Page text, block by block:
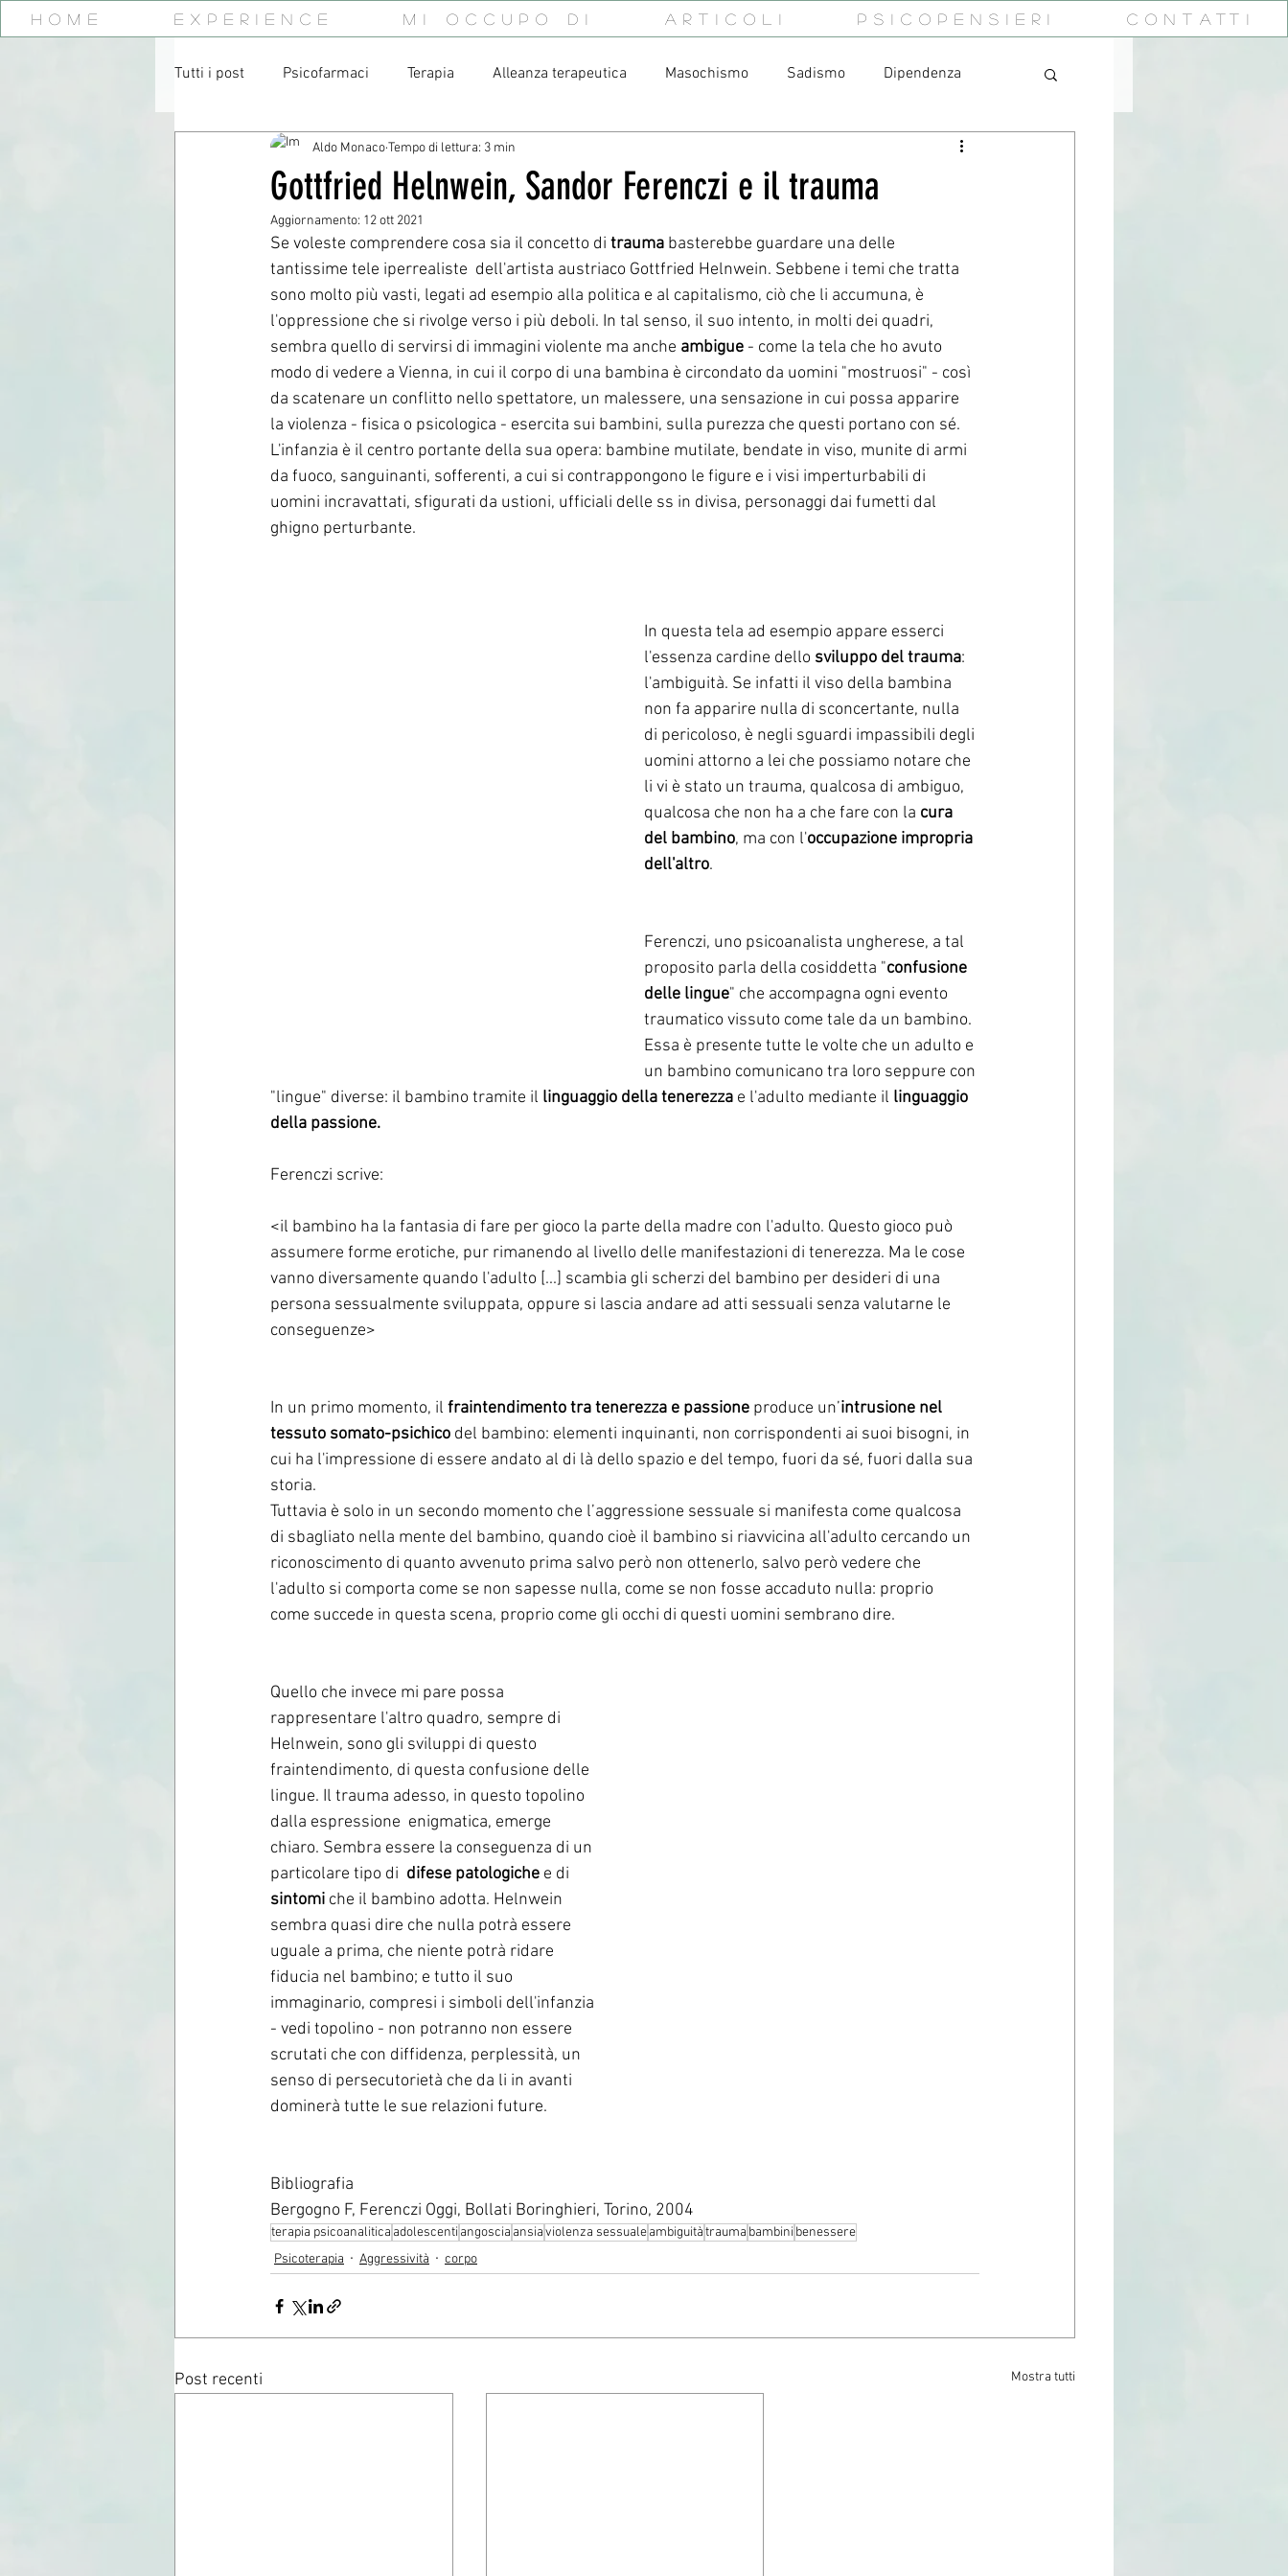
Home Experience Mi occupo di Articoli PsicoPensieri Contatti
Tutti i post Psicofarmaci Terapia Alleanza terapeutica Masochismo Sadismo Dipendenza
Michael Balint Adolescenza Complesso di Edipo
Psicoterapia laurea Aggressività
desideri inconsci Wilfred Bion Freud Interpretazione bellezza bruttezza corpo
paura angoscia
Gottfried Helnwein, Sandor Ferenczi e il trauma
Aldo MonacoTempo di lettura: 3 min
Aggiornamento: 12 ott 2021
Se voleste comprendere cosa sia il concetto di trauma basterebbe guardare una delle
tantissime tele iperrealiste  dell'artista austriaco Gottfried Helnwein. Sebbene i temi che tratta
sono molto più vasti, legati ad esempio alla politica e al capitalismo, ciò che li accumuna, è
l'oppressione che si rivolge verso i più deboli. In tal senso, il suo intento, in molti dei quadri,
sembra quello di servirsi di immagini violente ma anche ambigue - come la tela che ho avuto
modo di vedere a Vienna, in cui il corpo di una bambina è circondato da uomini "mostruosi" - così
da scatenare un conflitto nello spettatore, un malessere, una sensazione in cui possa apparire
la violenza - fisica o psicologica - esercita sui bambini, sulla purezza che questi portano con sé.
L'infanzia è il centro portante della sua opera: bambine mutilate, bendate in viso, munite di armi
da fuoco, sanguinanti, sofferenti, a cui si contrappongono le figure e i visi imperturbabili di
uomini incravattati, sfigurati da ustioni, ufficiali delle ss in divisa, personaggi dai fumetti dal
ghigno perturbante.
In questa tela ad esempio appare esserci
l'essenza cardine dello sviluppo del trauma:
l'ambiguità. Se infatti il viso della bambina
non fa apparire nulla di sconcertante, nulla
di pericoloso, è negli sguardi impassibili degli
uomini attorno a lei che possiamo notare che
li vi è stato un trauma, qualcosa di ambiguo,
qualcosa che non ha a che fare con la cura
del bambino, ma con l'occupazione impropria
dell'altro.
Ferenczi, uno psicoanalista ungherese, a tal
proposito parla della cosiddetta "confusione
delle lingue" che accompagna ogni evento
traumatico vissuto come tale da un bambino.
Essa è presente tutte le volte che un adulto e
un bambino comunicano tra loro seppure con
"lingue" diverse: il bambino tramite il linguaggio della tenerezza e l'adulto mediante il linguaggio
della passione.
Ferenczi scrive:
<il bambino ha la fantasia di fare per gioco la parte della madre con l'adulto. Questo gioco può
assumere forme erotiche, pur rimanendo al livello delle manifestazioni di tenerezza. Ma le cose
vanno diversamente quando l'adulto [...] scambia gli scherzi del bambino per desideri di una
persona sessualmente sviluppata, oppure si lascia andare ad atti sessuali senza valutarne le
conseguenze>
In un primo momento, il fraintendimento tra tenerezza e passione produce un’intrusione nel
tessuto somato-psichico del bambino: elementi inquinanti, non corrispondenti ai suoi bisogni, in
cui ha l'impressione di essere andato al di là dello spazio e del tempo, fuori da sé, fuori dalla sua
storia.
Tuttavia è solo in un secondo momento che l’aggressione sessuale si manifesta come qualcosa
di sbagliato nella mente del bambino, quando cioè il bambino si riavvicina all'adulto cercando un
riconoscimento di quanto avvenuto prima salvo però non ottenerlo, salvo però vedere che
l'adulto si comporta come se non sapesse nulla, come se non fosse accaduto nulla: proprio
come succede in questa scena, proprio come gli occhi di questi uomini sembrano dire.
Quello che invece mi pare possa
rappresentare l'altro quadro, sempre di
Helnwein, sono gli sviluppi di questo
fraintendimento, di questa confusione delle
lingue. Il trauma adesso, in questo topolino
dalla espressione  enigmatica, emerge
chiaro. Sembra essere la conseguenza di un
particolare tipo di difese patologiche e di
sintomi che il bambino adotta. Helnwein
sembra quasi dire che nulla potrà essere
uguale a prima, che niente potrà ridare
fiducia nel bambino; e tutto il suo
immaginario, compresi i simboli dell'infanzia
- vedi topolino - non potranno non essere
scrutati che con diffidenza, perplessità, un
senso di persecutorietà che da li in avanti
dominerà tutte le sue relazioni future.
Bibliografia
Bergogno F, Ferenczi Oggi, Bollati Boringhieri, Torino, 2004
terapia psicoanalitica adolescenti angoscia ansiaviolenza sessualeambiguitàtrauma bambini benessere
Psicoterapia
Aggressività corpo
Post recenti Mostra tutti